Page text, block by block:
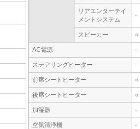
リアエンターテイ
メントシステム
-
スピーカー ○
AC電源 -
ステアリングヒーター -
前席シートヒーター ○
後席シートヒーター ○
加湿器 -
空気清浄機 -